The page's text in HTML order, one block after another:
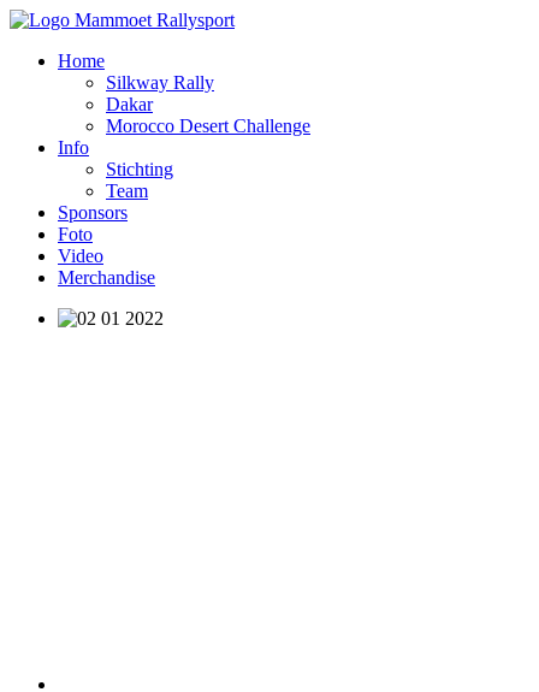
Home
Silkway Rally
Dakar
Morocco Desert Challenge
Info
Stichting
Team
Sponsors
Foto
Video
Merchandise